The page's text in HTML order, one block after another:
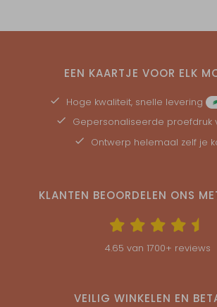
EEN KAARTJE VOOR ELK
Hoge kwaliteit, snelle levering
Gepersonaliseerde proefdruk
Ontwerp helemaal zelf je
KLANTEN BEOORDELEN ONS
4.65 van 1700+ reviews
VEILIG WINKELEN EN